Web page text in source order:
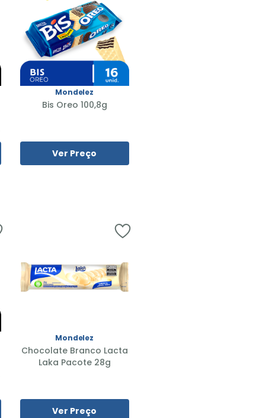
Mondelez
Bis Oreo 100,8g
Ver Preço
Mondelez
Chocolate Branco Lacta
Laka Pacote 28g
Ver Preço